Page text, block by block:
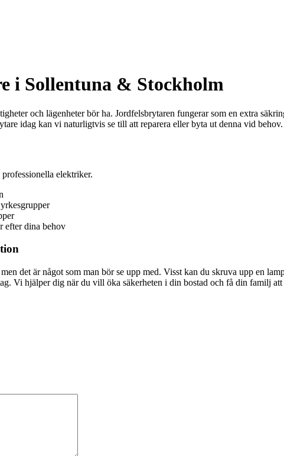
i Sollentuna & Stockholm
och lägenheter bör ha. Jordfelsbrytaren fungerar som en extra
idag kan vi naturligtvis se till att reparera eller byta ut denna vid behov.
elektriker.
efter dina behov
det är något som man bör se upp med. Visst kan du skruva upp en
Vi hjälper dig när du vill öka säkerheten i din bostad och få din familj